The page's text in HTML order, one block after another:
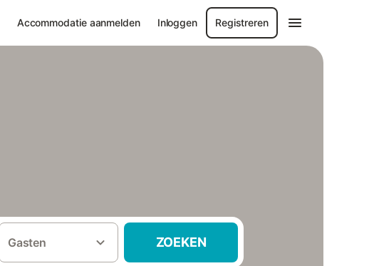
Accommodatie aanmelden Inloggen Registreren
Gasten ZOEKEN